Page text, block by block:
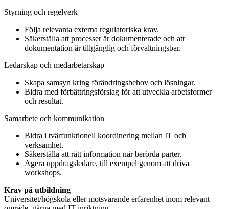
Styrning och regelverk
Följa relevanta externa regulatoriska krav.
Säkerställa att processer är dokumenterade och att
dokumentation är tillgänglig och förvaltningsbar.
Ledarskap och medarbetarskap
Skapa samsyn kring förändringsbehov och lösningar.
Bidra med förbättringsförslag för att utveckla arbetsformer
och resultat.
Samarbete och kommunikation
Bidra i tvärfunktionell koordinering mellan IT och
verksamhet.
Säkerställa att rätt information når berörda parter.
Agera uppdragsledare, till exempel genom att driva
workshops.
Krav på utbildning
Universitet/högskola eller motsvarande erfarenhet inom relevant